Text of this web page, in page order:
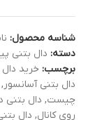
شناسه محصول:
دسته: دال بتنی
برچسب: خرید دال
دال بتنی آسانسور,
چیست, دال بتنی
روی کانال, دال